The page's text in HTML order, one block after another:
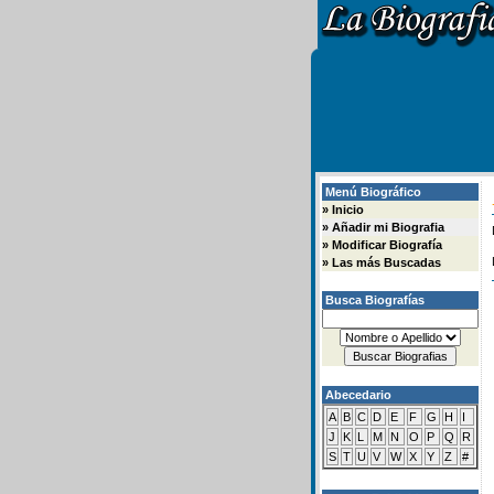
Menú Biográfico
» Inicio
» Añadir mi Biografia
» Modificar Biografía
» Las más Buscadas
Busca Biografías
Abecedario
A B C D E F G H
I
J
K L M N O P Q
R
S T U V W X Y Z #